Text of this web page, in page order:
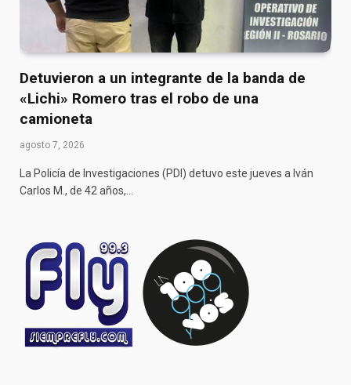
Detuvieron a un integrante de la banda de
«Lichi» Romero tras el robo de una
camioneta
agosto 7, 2026
La Policía de Investigaciones (PDI) detuvo este jueves a Iván
Carlos M., de 42 años,…